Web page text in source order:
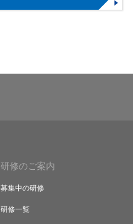
研修のご案内
募集中の研修
研修一覧